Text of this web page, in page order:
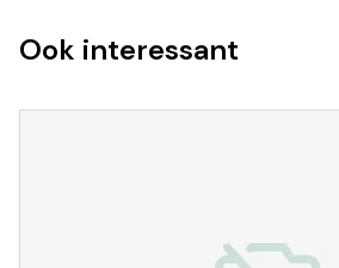
Ook interessant